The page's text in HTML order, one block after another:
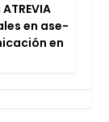
en ase­
en